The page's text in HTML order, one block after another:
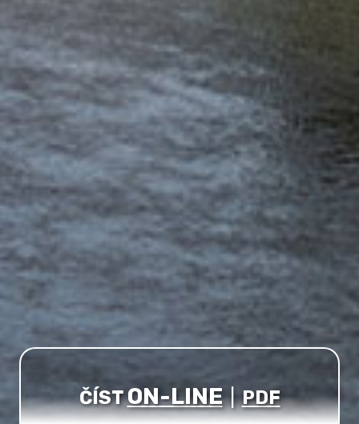
ČÍSTON-LINE | PDF